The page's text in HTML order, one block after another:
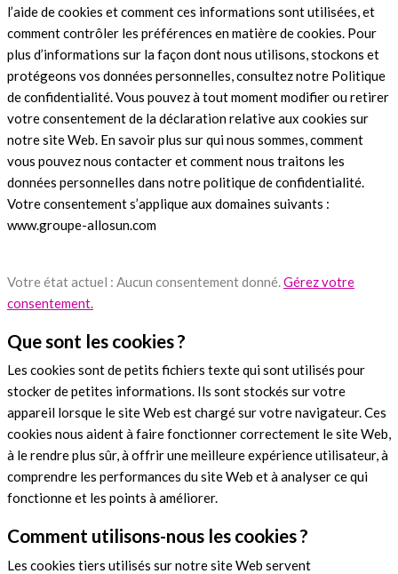
l’aide de cookies et comment ces informations sont utilisées, et
comment contrôler les préférences en matière de cookies. Pour
plus d’informations sur la façon dont nous utilisons, stockons et
protégeons vos données personnelles, consultez notre Politique
de confidentialité. Vous pouvez à tout moment modifier ou retirer
votre consentement de la déclaration relative aux cookies sur
notre site Web. En savoir plus sur qui nous sommes, comment
vous pouvez nous contacter et comment nous traitons les
données personnelles dans notre politique de confidentialité.
Votre consentement s’applique aux domaines suivants :
www.groupe-allosun.com
Votre état actuel : Aucun consentement donné.Gérez votre
consentement.
Que sont les cookies ?
Les cookies sont de petits fichiers texte qui sont utilisés pour
stocker de petites informations. Ils sont stockés sur votre
appareil lorsque le site Web est chargé sur votre navigateur. Ces
cookies nous aident à faire fonctionner correctement le site Web,
à le rendre plus sûr, à offrir une meilleure expérience utilisateur, à
comprendre les performances du site Web et à analyser ce qui
fonctionne et les points à améliorer.
Comment utilisons-nous les cookies ?
Les cookies tiers utilisés sur notre site Web servent